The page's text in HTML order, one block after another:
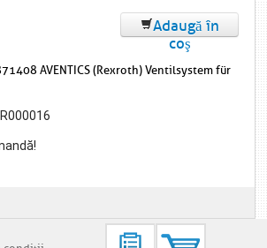
Adaugă în
coş
AVENTICS (Rexroth) Ventilsystem für